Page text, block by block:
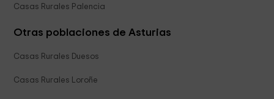
Casas Rurales Palencia
Otras poblaciones de Asturias
Casas Rurales Duesos
Casas Rurales Loroñe